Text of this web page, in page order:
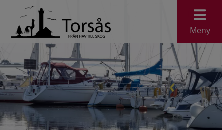
Meny